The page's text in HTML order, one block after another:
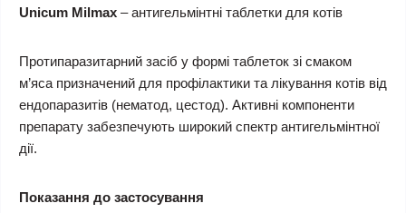
Unicum Milmax – антигельмінтні таблетки для котів
Протипаразитарний засіб у формі таблеток зі смаком
м’яса призначений для профілактики та лікування котів від
ендопаразитів (нематод, цестод). Активні компоненти
препарату забезпечують широкий спектр антигельмінтної
дії.
Показання до застосування